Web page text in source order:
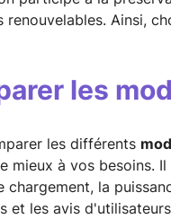
renouvelables. Ainsi,
les
les différents
mieux à vos besoins.
chargement, la
et les avis